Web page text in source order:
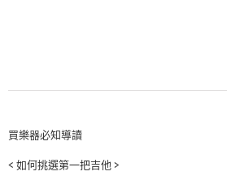
買樂器必知導讀
< 如何挑選第一把吉他 >